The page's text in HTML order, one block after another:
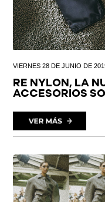
VIERNES 28 DE JUNIO DE
RE NYLON, LA
ACCESORIOS